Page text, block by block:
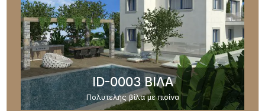
ID-0003 ΒΙΛΑ
Πολυτελής βίλα με πισίνα